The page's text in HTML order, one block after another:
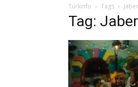
Türkinfo Tags Jaber
Tag: Jaber